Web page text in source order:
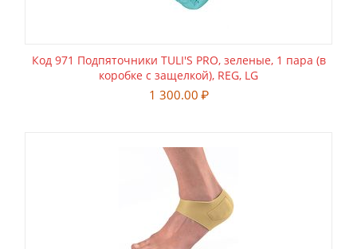
Код 971 Подпяточники TULI'S PRO, зеленые, 1 пара (в
коробке с защелкой), REG, LG
1 300.00 ₽